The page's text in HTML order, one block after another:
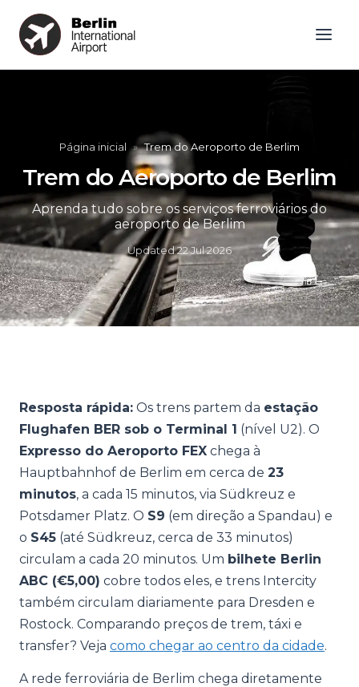
Página inicial » Trem do Aeroporto de Berlim
Trem do Aeroporto de Berlim
Aprenda tudo sobre os serviços ferroviários do
aeroporto de Berlim
Updated22 Jul 2026
Resposta rápida: Os trens partem da estação
Flughafen BER sob o Terminal 1 (nível U2). O
Expresso do Aeroporto FEX chega à
Hauptbahnhof de Berlim em cerca de 23
minutos, a cada 15 minutos, via Südkreuz e
Potsdamer Platz. O S9 (em direção a Spandau) e
o S45 (até Südkreuz, cerca de 33 minutos)
circulam a cada 20 minutos. Um bilhete Berlin
ABC (€5,00) cobre todos eles, e trens Intercity
também circulam diariamente para Dresden e
Rostock. Comparando preços de trem, táxi e
transfer? Veja como chegar ao centro da cidade.
A rede ferroviária de Berlim chega diretamente